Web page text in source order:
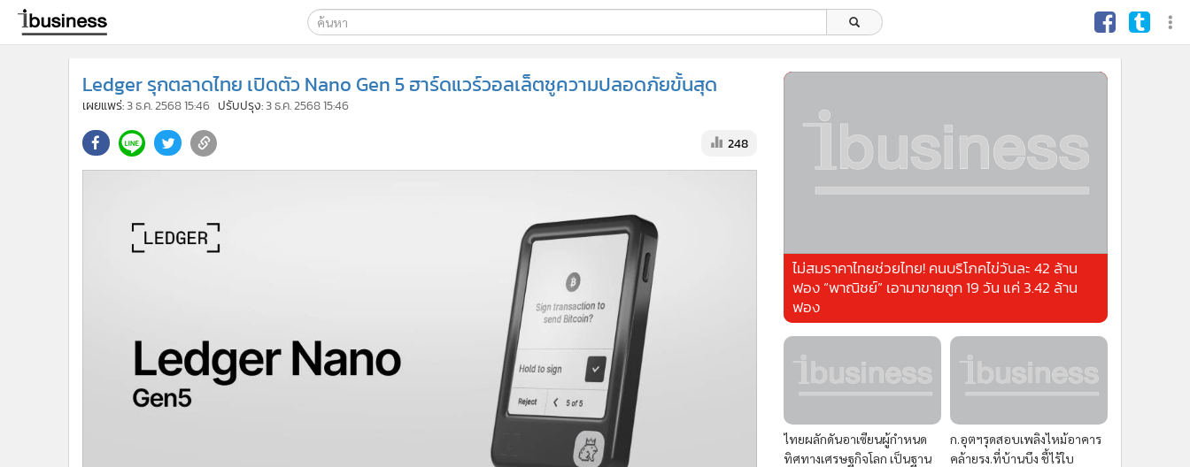
ค้นหา
ค้นหาขั้นสูง
Ledger รุกตลาดไทย เปิดตัว Nano Gen 5 ฮาร์ดแวร์วอลเล็ตชูความปลอดภัยขั้นสุด
เผยแพร่:3 ธ.ค. 2568 15:46 ปรับปรุง:3 ธ.ค. 2568 15:46
248
ไม่สมราคาไทยช่วยไทย! คนบริโภคไข่วันละ 42 ล้าน
ฟอง “พาณิชย์” เอามาขายถูก 19 วัน แค่ 3.42 ล้าน
ฟอง
ไทยผลักดันอาเซียนผู้กำหนด
ทิศทางเศรษฐกิจโลก เป็นฐาน
ก.อุตฯรุดสอบเพลิงไหม้อาคาร
คล้ายรง.ที่บ้านบึง ชี้ไร้ใบ